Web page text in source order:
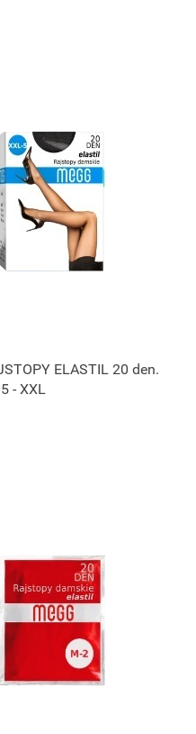
Produkt niedostępnyELASTIL 20 den.
- XXL